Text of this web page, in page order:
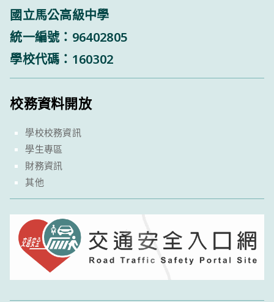
國立馬公高級中學
統一編號：96402805
學校代碼：160302
校務資料開放
學校校務資訊
學生專區
財務資訊
其他